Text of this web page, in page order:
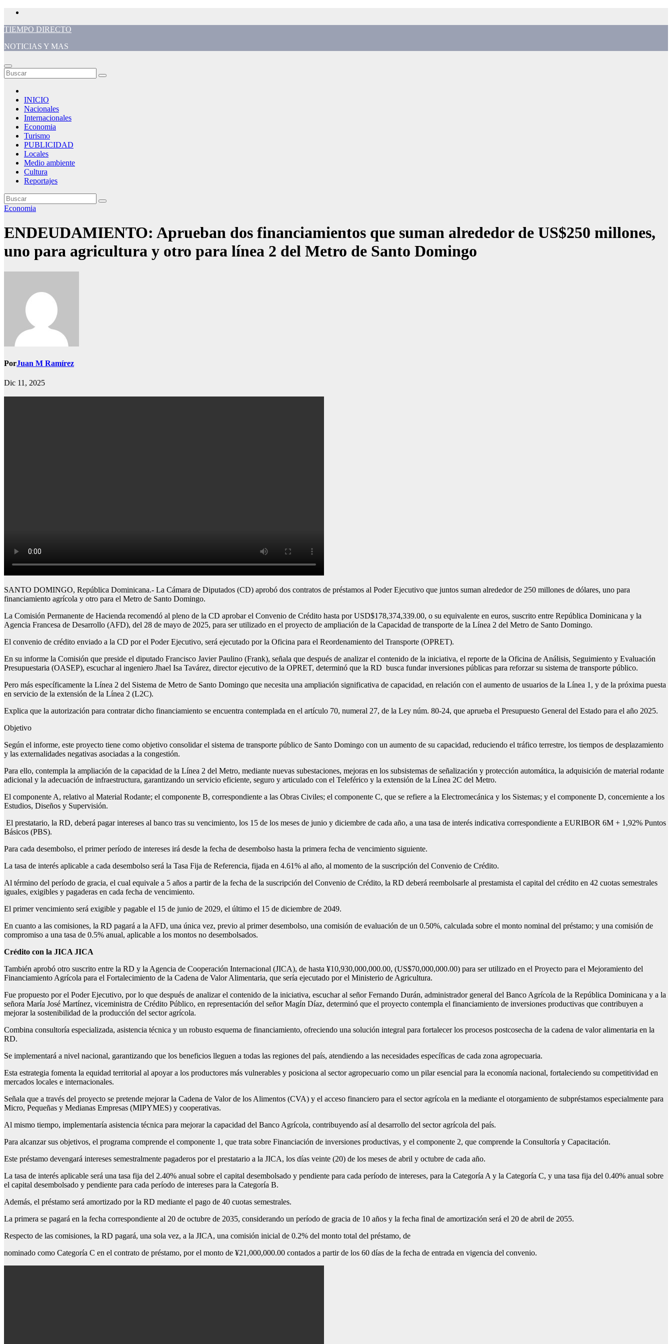
Saltar
contenido
TIEMPO DIRECTO
NOTICIAS Y MAS
INICIO
Nacionales
Internacionales
Economia
Turismo
PUBLICIDAD
Locales
Medio ambiente
Cultura
Reportajes
Economia
ENDEUDAMIENTO: Aprueban dos financiamientos que suman alrededor de US$250 millones,
uno para agricultura y otro para línea 2 del Metro de Santo Domingo
PorJuan M Ramírez
Dic 11, 2025
SANTO DOMINGO, República Dominicana.- La Cámara de Diputados (CD) aprobó dos contratos de préstamos al Poder Ejecutivo que juntos suman alrededor de 250 millones de dólares, uno para
financiamiento agrícola y otro para el Metro de Santo Domingo.
La Comisión Permanente de Hacienda recomendó al pleno de la CD aprobar el Convenio de Crédito hasta por USD$178,374,339.00, o su equivalente en euros, suscrito entre República Dominicana y la
Agencia Francesa de Desarrollo (AFD), del 28 de mayo de 2025, para ser utilizado en el proyecto de ampliación de la Capacidad de transporte de la Línea 2 del Metro de Santo Domingo.
El convenio de crédito enviado a la CD por el Poder Ejecutivo, será ejecutado por la Oficina para el Reordenamiento del Transporte (OPRET).
En su informe la Comisión que preside el diputado Francisco Javier Paulino (Frank), señala que después de analizar el contenido de la iniciativa, el reporte de la Oficina de Análisis, Seguimiento y Evaluación
Presupuestaria (OASEP), escuchar al ingeniero Jhael Isa Tavárez, director ejecutivo de la OPRET, determinó que la RD busca fundar inversiones públicas para reforzar su sistema de transporte público.
Pero más específicamente la Línea 2 del Sistema de Metro de Santo Domingo que necesita una ampliación significativa de capacidad, en relación con el aumento de usuarios de la Línea 1, y de la próxima puesta
en servicio de la extensión de la Línea 2 (L2C).
Explica que la autorización para contratar dicho financiamiento se encuentra contemplada en el artículo 70, numeral 27, de la Ley núm. 80-24, que aprueba el Presupuesto General del Estado para el año 2025.
Objetivo
Según el informe, este proyecto tiene como objetivo consolidar el sistema de transporte público de Santo Domingo con un aumento de su capacidad, reduciendo el tráfico terrestre, los tiempos de desplazamiento
y las externalidades negativas asociadas a la congestión.
Para ello, contempla la ampliación de la capacidad de la Línea 2 del Metro, mediante nuevas subestaciones, mejoras en los subsistemas de señalización y protección automática, la adquisición de material rodante
adicional y la adecuación de infraestructura, garantizando un servicio eficiente, seguro y articulado con el Teleférico y la extensión de la Línea 2C del Metro.
El componente A, relativo al Material Rodante; el componente B, correspondiente a las Obras Civiles; el componente C, que se refiere a la Electromecánica y los Sistemas; y el componente D, concerniente a los
Estudios, Diseños y Supervisión.
El prestatario, la RD, deberá pagar intereses al banco tras su vencimiento, los 15 de los meses de junio y diciembre de cada año, a una tasa de interés indicativa correspondiente a EURIBOR 6M + 1,92% Puntos
Básicos (PBS).
Para cada desembolso, el primer período de intereses irá desde la fecha de desembolso hasta la primera fecha de vencimiento siguiente.
La tasa de interés aplicable a cada desembolso será la Tasa Fija de Referencia, fijada en 4.61% al año, al momento de la suscripción del Convenio de Crédito.
Al término del período de gracia, el cual equivale a 5 años a partir de la fecha de la suscripción del Convenio de Crédito, la RD deberá reembolsarle al prestamista el capital del crédito en 42 cuotas semestrales
iguales, exigibles y pagaderas en cada fecha de vencimiento.
El primer vencimiento será exigible y pagable el 15 de junio de 2029, el último el 15 de diciembre de 2049.
En cuanto a las comisiones, la RD pagará a la AFD, una única vez, previo al primer desembolso, una comisión de evaluación de un 0.50%, calculada sobre el monto nominal del préstamo; y una comisión de
compromiso a una tasa de 0.5% anual, aplicable a los montos no desembolsados.
Crédito con la JICA JICA
También aprobó otro suscrito entre la RD y la Agencia de Cooperación Internacional (JICA), de hasta ¥10,930,000,000.00, (US$70,000,000.00) para ser utilizado en el Proyecto para el Mejoramiento del
Financiamiento Agrícola para el Fortalecimiento de la Cadena de Valor Alimentaria, que sería ejecutado por el Ministerio de Agricultura.
Fue propuesto por el Poder Ejecutivo, por lo que después de analizar el contenido de la iniciativa, escuchar al señor Fernando Durán, administrador general del Banco Agrícola de la República Dominicana y a la
señora María José Martínez, viceministra de Crédito Público, en representación del señor Magín Díaz, determinó que el proyecto contempla el financiamiento de inversiones productivas que contribuyen a
mejorar la sostenibilidad de la producción del sector agrícola.
Combina consultoría especializada, asistencia técnica y un robusto esquema de financiamiento, ofreciendo una solución integral para fortalecer los procesos postcosecha de la cadena de valor alimentaria en la
RD.
Se implementará a nivel nacional, garantizando que los beneficios lleguen a todas las regiones del país, atendiendo a las necesidades específicas de cada zona agropecuaria.
Esta estrategia fomenta la equidad territorial al apoyar a los productores más vulnerables y posiciona al sector agropecuario como un pilar esencial para la economía nacional, fortaleciendo su competitividad en
mercados locales e internacionales.
Señala que a través del proyecto se pretende mejorar la Cadena de Valor de los Alimentos (CVA) y el acceso financiero para el sector agrícola en la mediante el otorgamiento de subpréstamos especialmente para
Micro, Pequeñas y Medianas Empresas (MIPYMES) y cooperativas.
Al mismo tiempo, implementaría asistencia técnica para mejorar la capacidad del Banco Agrícola, contribuyendo así al desarrollo del sector agrícola del país.
Para alcanzar sus objetivos, el programa comprende el componente 1, que trata sobre Financiación de inversiones productivas, y el componente 2, que comprende la Consultoría y Capacitación.
Este préstamo devengará intereses semestralmente pagaderos por el prestatario a la JICA, los días veinte (20) de los meses de abril y octubre de cada año.
La tasa de interés aplicable será una tasa fija del 2.40% anual sobre el capital desembolsado y pendiente para cada período de intereses, para la Categoría A y la Categoría C, y una tasa fija del 0.40% anual sobre
el capital desembolsado y pendiente para cada período de intereses para la Categoría B.
Además, el préstamo será amortizado por la RD mediante el pago de 40 cuotas semestrales.
La primera se pagará en la fecha correspondiente al 20 de octubre de 2035, considerando un período de gracia de 10 años y la fecha final de amortización será el 20 de abril de 2055.
Respecto de las comisiones, la RD pagará, una sola vez, a la JICA, una comisión inicial de 0.2% del monto total del préstamo, de
nominado como Categoría C en el contrato de préstamo, por el monto de ¥21,000,000.00 contados a partir de los 60 días de la fecha de entrada en vigencia del convenio.